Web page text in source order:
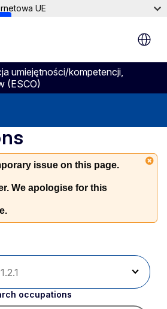
UE
umiejętności/kompetencji,
(ESCO)
issue on this page.
We apologise for this
occupations